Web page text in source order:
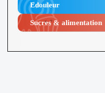
Edouleur​
Sucres & alimentation​